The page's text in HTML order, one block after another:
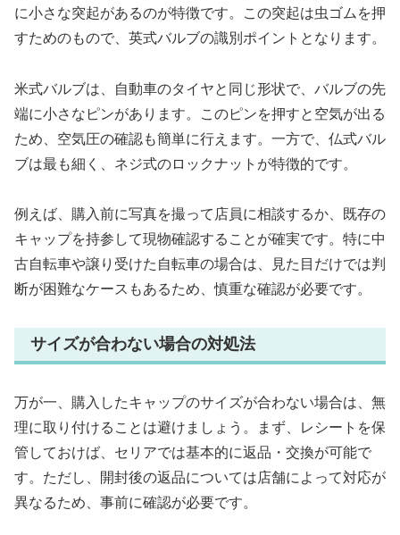
に小さな突起があるのが特徴です。この突起は虫ゴムを押
すためのもので、英式バルブの識別ポイントとなります。
米式バルブは、自動車のタイヤと同じ形状で、バルブの先
端に小さなピンがあります。このピンを押すと空気が出る
ため、空気圧の確認も簡単に行えます。一方で、仏式バル
ブは最も細く、ネジ式のロックナットが特徴的です。
例えば、購入前に写真を撮って店員に相談するか、既存の
キャップを持参して現物確認することが確実です。特に中
古自転車や譲り受けた自転車の場合は、見た目だけでは判
断が困難なケースもあるため、慎重な確認が必要です。
サイズが合わない場合の対処法
万が一、購入したキャップのサイズが合わない場合は、無
理に取り付けることは避けましょう。まず、レシートを保
管しておけば、セリアでは基本的に返品・交換が可能で
す。ただし、開封後の返品については店舗によって対応が
異なるため、事前に確認が必要です。